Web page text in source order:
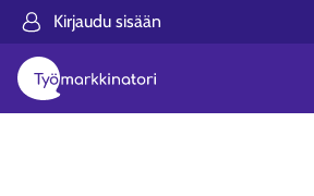
Kirjaudu sisään